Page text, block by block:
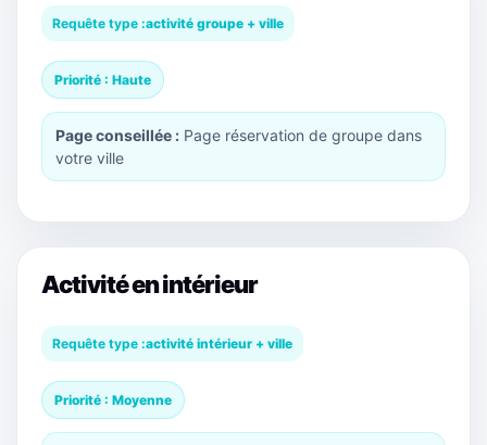
Requête type :activité groupe + ville
Priorité : Haute
Page conseillée : Page réservation de groupe dans
votre ville
Activité en intérieur
Requête type :activité intérieur + ville
Priorité : Moyenne